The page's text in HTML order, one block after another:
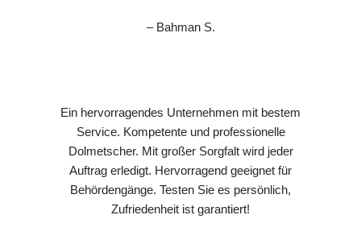
– Bahman S.
Ein hervorragendes Unternehmen mit bestem
Service. Kompetente und professionelle
Dolmetscher. Mit großer Sorgfalt wird jeder
Auftrag erledigt. Hervorragend geeignet für
Behördengänge. Testen Sie es persönlich,
Zufriedenheit ist garantiert!